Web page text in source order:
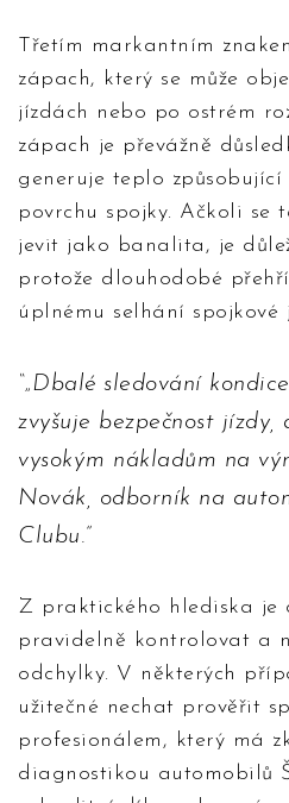
Třetím markantním
zápach, který se může
jízdách nebo po ostrém
zápach je převážně
generuje teplo
povrchu spojky. Ačkoli se
jevit jako banalita, je
protože dlouhodobé
úplnému selhání spojkové
„Dbalé sledování
zvyšuje bezpečnost
vysokým nákladům na
Novák, odborník na
Clubu.
Z praktického hlediska je
pravidelně kontrolovat a
odchylky. V některých
užitečné nechat prověřit
profesionálem, který má
diagnostikou automobilů